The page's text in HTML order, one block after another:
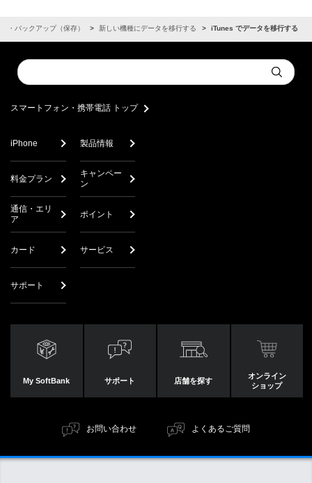
・バックアップ（保存） 新しい機種にデータを移行する iTunes でデータを移行する
Conduct
a
Submit
スマートフォン・携帯電話 トップ
iPhone 製品情報
料金プラン
キャンペー
ン
通信・エリ
ア
ポイント
カード サービス
サポート
My SoftBank サポート 店舗を探す
オンライン
ショップ
お問い合わせ よくあるご質問